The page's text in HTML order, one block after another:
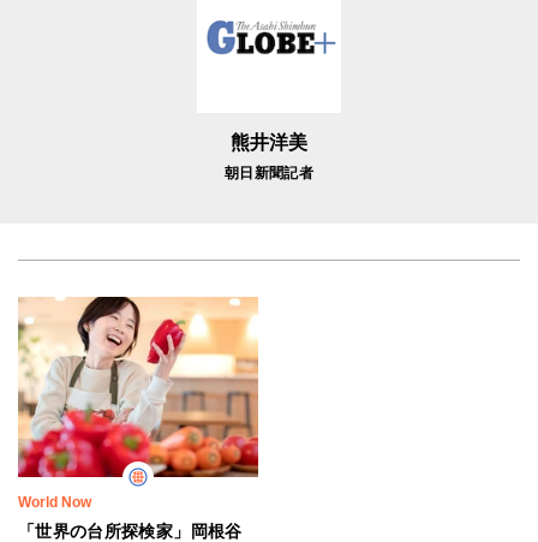
熊井洋美
朝日新聞記者
World Now
「世界の台所探検家」岡根谷